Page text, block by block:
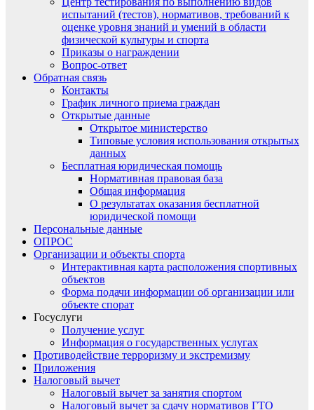
испытаний (тестов), нормативов, требований к
оценке уровня знаний и умений в области
физической культуры и спорта
Приказы о награждении
Вопрос-ответ
Обратная связь
Контакты
График личного приема граждан
Открытые данные
Открытое министерство
Типовые условия использования открытых
данных
Бесплатная юридическая помощь
Нормативная правовая база
Общая информация
О результатах оказания бесплатной
юридической помощи
Персональные данные
ОПРОС
Организации и объекты спорта
Интерактивная карта расположения спортивных
объектов
Форма подачи информации об организации или
объекте спорат
Госуслуги
Получение услуг
Информация о государственных услугах
Противодействие терроризму и экстремизму
Приложения
Налоговый вычет
Налоговый вычет за занятия спортом
Налоговый вычет за сдачу нормативов ГТО